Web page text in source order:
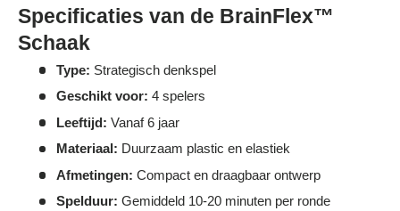
Specificaties van de BrainFlex™
Schaak
Type: Strategisch denkspel
Geschikt voor: 4 spelers
Leeftijd: Vanaf 6 jaar
Materiaal: Duurzaam plastic en elastiek
Afmetingen: Compact en draagbaar ontwerp
Spelduur: Gemiddeld 10-20 minuten per ronde